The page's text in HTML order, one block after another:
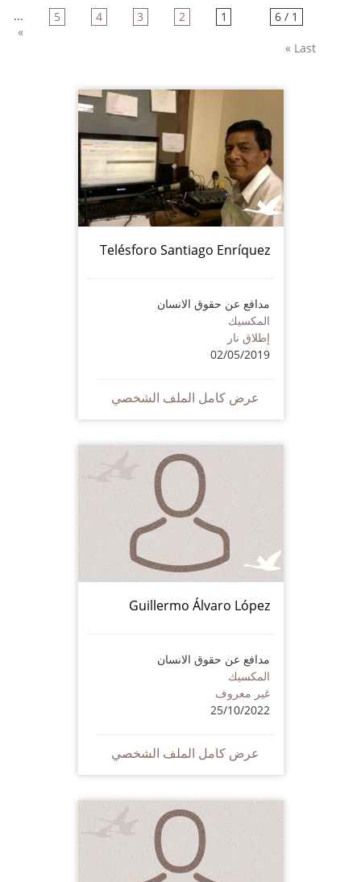
1 / 6
1
2
3
4
5
...
»
Last »
Telésforo Santiago Enríquez
مدافع عن حقوق الانسان
المكسيك
إطلاق نار
02/05/2019
عرض كامل الملف الشخصي
Guillermo Álvaro López
مدافع عن حقوق الانسان
المكسيك
غير معروف
25/10/2022
عرض كامل الملف الشخصي